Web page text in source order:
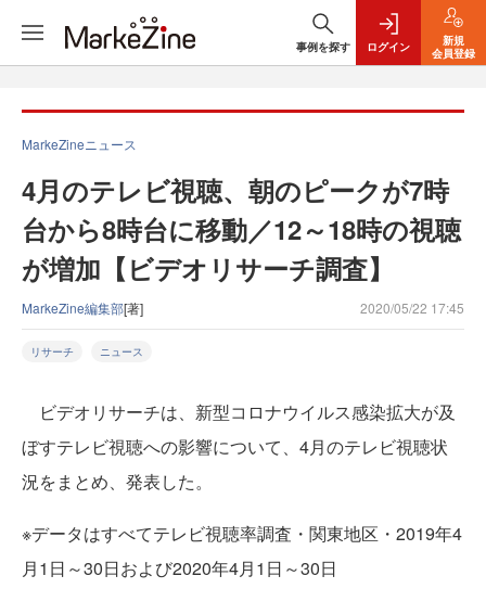
事例を探す ログイン
新規
会員登録
MarkeZineニュース
4月のテレビ視聴、朝のピークが7時
台から8時台に移動／12～18時の視聴
が増加【ビデオリサーチ調査】
MarkeZine編集部[著] 2020/05/22 17:45
リサーチ ニュース
ビデオリサーチは、新型コロナウイルス感染拡大が及
ぼすテレビ視聴への影響について、4月のテレビ視聴状
況をまとめ、発表した。
※データはすべてテレビ視聴率調査・関東地区・2019年4
月1日～30日および2020年4月1日～30日